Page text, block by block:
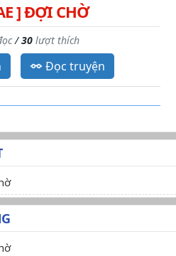
] ĐỢI CHỜ
/30 lượt thích
Đọc truyện